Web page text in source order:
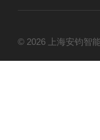
© 2026 上海安钧智